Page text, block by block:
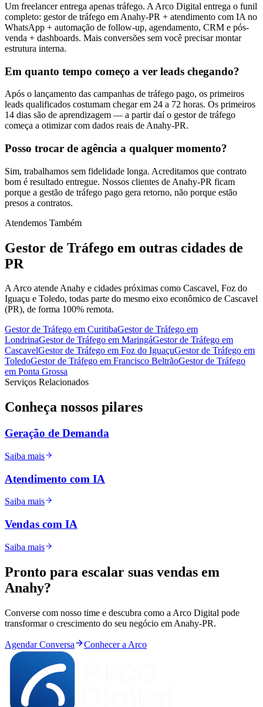
Um freelancer entrega apenas tráfego. A Arco Digital entrega o funil
completo: gestor de tráfego em Anahy-PR + atendimento com IA no
WhatsApp + automação de follow-up, agendamento, CRM e pós-
venda + dashboards. Mais conversões sem você precisar montar
estrutura interna.
Em quanto tempo começo a ver leads chegando?
Após o lançamento das campanhas de tráfego pago, os primeiros
leads qualificados costumam chegar em 24 a 72 horas. Os primeiros
14 dias são de aprendizagem — a partir daí o gestor de tráfego
começa a otimizar com dados reais de Anahy-PR.
Posso trocar de agência a qualquer momento?
Sim, trabalhamos sem fidelidade longa. Acreditamos que contrato
bom é resultado entregue. Nossos clientes de Anahy-PR ficam
porque a gestão de tráfego pago gera retorno, não porque estão
presos a contratos.
Atendemos Também
Gestor de Tráfego em outras cidades de
PR
A Arco atende Anahy e cidades próximas como Cascavel, Foz do
Iguaçu e Toledo, todas parte do mesmo eixo econômico de Cascavel
(PR), de forma 100% remota.
Gestor de Tráfego em CuritibaGestor de Tráfego em
LondrinaGestor de Tráfego em MaringáGestor de Tráfego em
CascavelGestor de Tráfego em Foz do IguaçuGestor de Tráfego em
ToledoGestor de Tráfego em Francisco BeltrãoGestor de Tráfego
em Ponta Grossa
Serviços Relacionados
Conheça nossos pilares
Geração de Demanda
Saiba mais
Atendimento com IA
Saiba mais
Vendas com IA
Saiba mais
Pronto para escalar suas vendas em
Anahy?
Converse com nosso time e descubra como a Arco Digital pode
transformar o crescimento do seu negócio em Anahy-PR.
Agendar Conversa Conhecer a Arco